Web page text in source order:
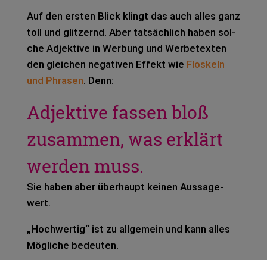
Auf den ers­ten Blick klingt das auch alles ganz
toll und glit­zernd. Aber tat­säch­lich haben sol­
che Adjek­ti­ve in Wer­bung und Wer­be­tex­ten
den glei­chen nega­ti­ven Effekt wie Flos­keln
und Phra­sen. Denn:
Adjektive fassen bloß
zusammen, was erklärt
werden muss.
Sie haben aber über­haupt kei­nen Aus­sa­ge­
wert.
„Hoch­wer­tig“ ist zu all­ge­mein und kann alles
Mög­li­che bedeu­ten.